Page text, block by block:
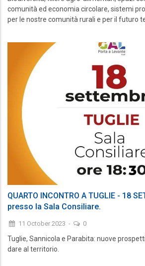
comunità ed economia circolare, sistemi
per le nostre comunità rurali e per il futuro
QUARTO INCONTRO A TUGLIE - 18
presso la Sala Consiliare.
11 October 2023 - 0
Tuglie, Sannicola e Parabita: nuove
dare al territorio.